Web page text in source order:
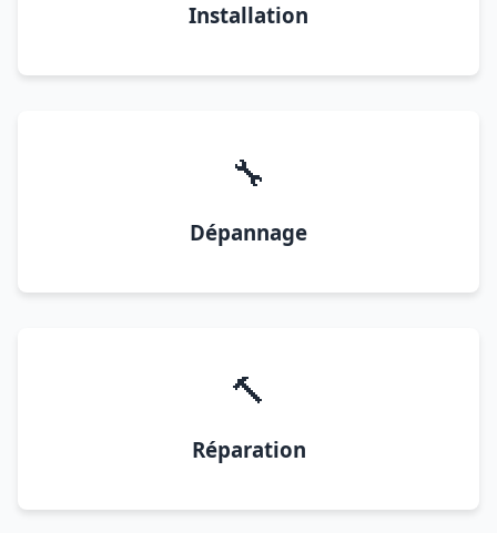
Installation
🔧
Dépannage
🔨
Réparation